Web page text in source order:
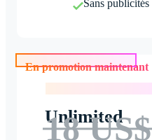
Sans publicités
En promotion maintenant !
Unlimited
18 US$